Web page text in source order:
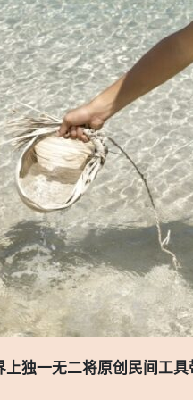
上独一无二将原创民间工具